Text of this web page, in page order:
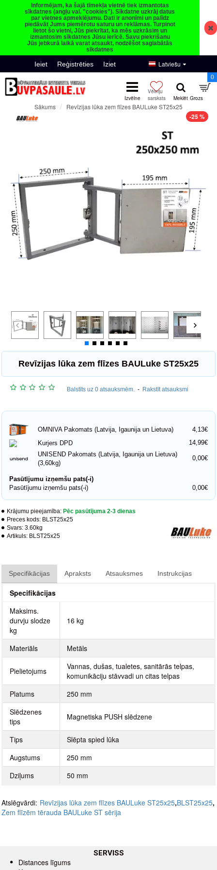
Informējam, ka šajā tīmekļa vietnē tiek izmantotas
sīkdatnes (angļu val. "cookies"). Sīkdatne uzkrāj datus
par vietnes apmeklējumu. Dati ir anonīmi un palīdz
piedāvāt Jums piemērotu saturu un reklāmas. Turpinot
lietot šo vietni, Jūs piekrītat, ka mēs uzkrāsim un
izmantosim sīkdatnes Jūsu ierīcē. Savu piekrišanu
Jūs jebkurā laikā varat atsaukt, nodzēšot saglabātās
sīkdatnes
Ieiet Reģistrēties Iziet Latviešu
0
Sākums Revīzijas lūka zem flīzes BAULuke ST25x25
-25 %
Revīzijas lūka zem flīzes BAULuke ST25x25
Krājumu pieejamība: Pēc pasūtījuma 2-3 dienas
Preces kods: BLST25x25
Svars: 3.60kg
Artikuls: BLST25x25
Balstīts uz 0 atsauksmēm. - Rakstīt atsauksmi
OMNIVA Pakomats (Latvija, Igaunija un Lietuva)
4,13€
Kurjers DPD
14,99€
UNISEND Pakomats (Latvija, Igaunija un Lietuva)
(3,60kg)
0,00€
Pasūtījumu izņemšu pats(-i)
Pasūtījumu izņemšu pats(-i)
0,00€
Specifikācijas Apraksts Atsauksmes Instrukcijas
Specifikācijas
Maksims.
durvju slodze
kg
16 kg
Materiāls Metāls
Pielietojums
Vannas, dušas, tualetes, sanitārās telpas,
komunikāciju stāvvadi un citas telpas
Platums
250 mm
Slēdzenes
tips
Magnetiska PUSH slēdzene
Tips
Slēpta spied lūka
Augstums
250 mm
Dziļums
50 mm
Atslēgvārdi: Revīzijas lūka zem flīzes BAULuke ST25x25,BLST25x25,
Zem flīzēm tērauda BAULuke ST sērija
SERVISS
Distances līgums